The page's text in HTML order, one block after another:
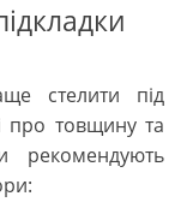
стелити під
про товщину та
рекомендують